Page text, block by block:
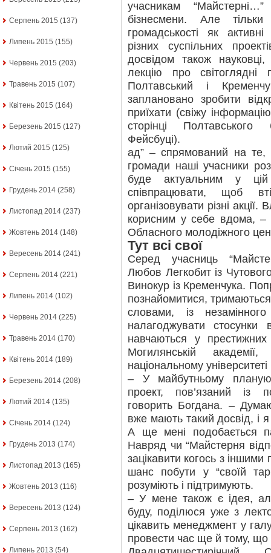
Серпень 2015 (137)
Липень 2015 (155)
Червень 2015 (203)
Травень 2015 (107)
Квітень 2015 (164)
Березень 2015 (127)
Лютий 2015 (125)
Січень 2015 (155)
Грудень 2014 (258)
Листопад 2014 (237)
Жовтень 2014 (148)
Вересень 2014 (241)
Серпень 2014 (221)
Липень 2014 (102)
Червень 2014 (225)
Травень 2014 (170)
Квітень 2014 (189)
Березень 2014 (208)
Лютий 2014 (135)
Січень 2014 (124)
Грудень 2013 (174)
Листопад 2013 (165)
Жовтень 2013 (116)
Вересень 2013 (124)
Серпень 2013 (162)
Липень 2013 (54)
учасникам “Майстерні…”
бізнесмени. Але
громадськості як
різних суспільних
досвідом також
лекцію про світоглядні
Полтавський і
заплановано зробити
приїхати (свіжу
сторінці
Фейсбуці).
ад” – спрямований на те,
громади наші учасники
буде актуальним у
співпрацювати, щоб
організовувати різні
корисним у себе вдома, –
Обласного молодіжного
Тут всі свої
Серед учасниць
Любов Легкобит із
Винокур із Кременчука.
познайомитися,
словами, із
налагоджувати стосунки
навчаються у
Могилянській
національному
– У майбутньому планую
проект, пов’язаний із
говорить Богдана. –
вже мають такий досвід, і
А ще мені подобається
Навряд чи “Майстерня
зацікавити когось з іншими
шанс побути у “своїй
розуміють і підтримують.
– У мене також є ідея,
буду, поділюся уже з
цікавить менеджмент у
провести час ще й тому, що